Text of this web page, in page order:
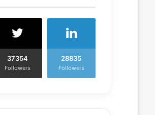
37354
Followers
28835
Followers